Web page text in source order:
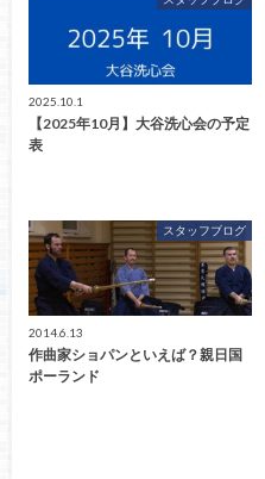
2025.10.1
【2025年10月】大谷洗心会の予定
表
スタッフブログ
2014.6.13
作曲家ショパンといえば？親日国
ポーランド